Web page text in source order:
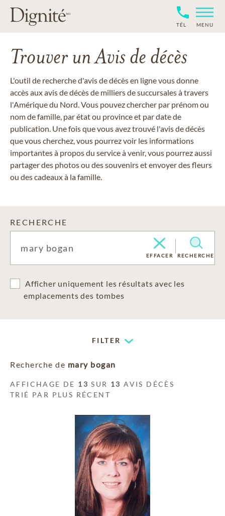
TÉL MENU
Trouver un Avis de décès
L'outil de recherche d'avis de décès en ligne vous donne
accès aux avis de décès de milliers de succursales à travers
l'Amérique du Nord. Vous pouvez chercher par prénom ou
nom de famille, par état ou province et par date de
publication. Une fois que vous avez trouvé l'avis de décès
que vous cherchez, vous pourrez voir les informations
importantes à propos du service à venir, vous pourrez aussi
partager des photos ou des souvenirs et envoyer des fleurs
ou des cadeaux à la famille.
RECHERCHE
EFFACER RECHERCHE
Afficher uniquement les résultats avec les
emplacements des tombes
FILTER
Recherche de mary bogan
AFFICHAGE DE 13 SUR 13 AVIS DÉCÈS
TRIÉ PAR PLUS RÉCENT